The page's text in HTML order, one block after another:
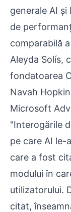
generale AI
de
comparabilă
Aleyda Solís,
fondatoarea
Navah
Microsoft
"Interogările
pe care AI le-
care a fost
modului în
utilizatorului.
citat,